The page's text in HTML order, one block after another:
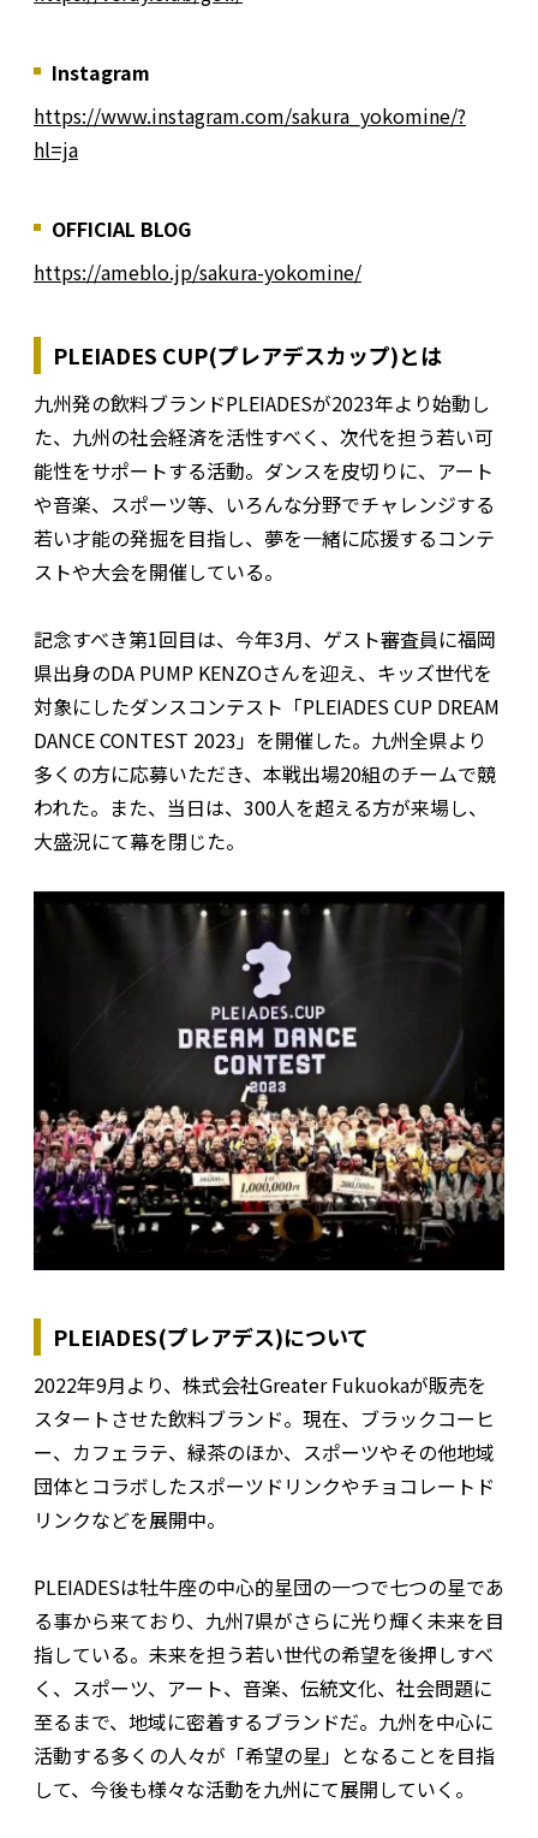
Instagram
https://www.instagram.com/sakura_yokomine/?
hl=ja
OFFICIAL BLOG
https://ameblo.jp/sakura-yokomine/
PLEIADES CUP(プレアデスカップ)とは
九州発の飲料ブランドPLEIADESが2023年より始動し
た、九州の社会経済を活性すべく、次代を担う若い可
能性をサポートする活動。ダンスを皮切りに、アート
や音楽、スポーツ等、いろんな分野でチャレンジする
若い才能の発掘を目指し、夢を一緒に応援するコンテ
ストや大会を開催している。
記念すべき第1回目は、今年3月、ゲスト審査員に福岡
県出身のDA PUMP KENZOさんを迎え、キッズ世代を
対象にしたダンスコンテスト「PLEIADES CUP DREAM
DANCE CONTEST 2023」を開催した。九州全県より
多くの方に応募いただき、本戦出場20組のチームで競
われた。また、当日は、300人を超える方が来場し、
大盛況にて幕を閉じた。
PLEIADES(プレアデス)について
2022年9月より、株式会社Greater Fukuokaが販売を
スタートさせた飲料ブランド。現在、ブラックコーヒ
ー、カフェラテ、緑茶のほか、スポーツやその他地域
団体とコラボしたスポーツドリンクやチョコレートド
リンクなどを展開中。
PLEIADESは牡牛座の中心的星団の一つで七つの星であ
る事から来ており、九州7県がさらに光り輝く未来を目
指している。未来を担う若い世代の希望を後押しすべ
く、スポーツ、アート、音楽、伝統文化、社会問題に
至るまで、地域に密着するブランドだ。九州を中心に
活動する多くの人々が「希望の星」となることを目指
して、今後も様々な活動を九州にて展開していく。